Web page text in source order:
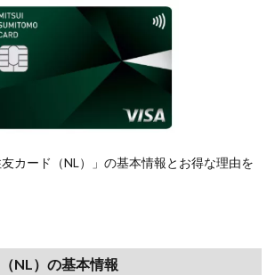
カード（NL）」の基本情報とお得な理由を
NL）の基本情報